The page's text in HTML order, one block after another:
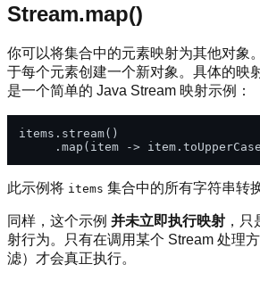
Stream.map()
你可以将集合中的元素映射为其他对象
于每个元素创建一个新对象。具体的映
是一个简单的 Java Stream 映射示例：
items.stream()
此示例将 items 集合中的所有字符串转
同样，这个示例 并未立即执行映射 ，
射行为。只有在调用某个 Stream 处理
滤）才会真正执行。